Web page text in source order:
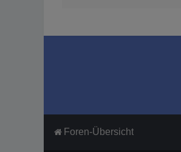
Foren-Übersicht